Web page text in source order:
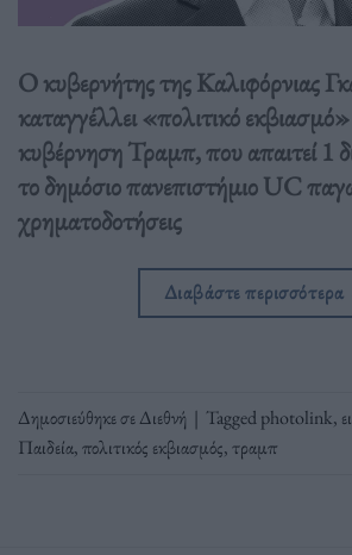
Ο κυβερνήτης της Καλιφόρνιας
καταγγέλλει «πολιτικό
κυβέρνηση Τραμπ, που απαιτεί 1
το δημόσιο πανεπιστήμιο UC
χρηματοδοτήσεις
Διαβάστε περισσότερα
Δημοσιεύθηκε σεΔιεθνή | Taggedphotolink,
Παιδεία,πολιτικός εκβιασμός,τραμπ